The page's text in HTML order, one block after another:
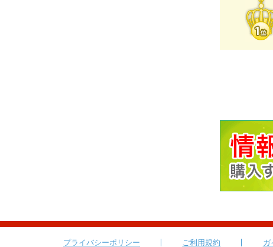
プライバシーポリシー ご利用規約 ガ